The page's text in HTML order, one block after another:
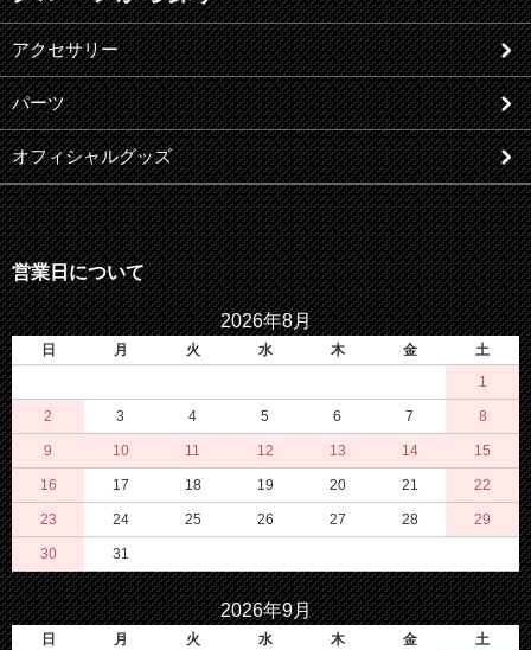
アクセサリー
パーツ
オフィシャルグッズ
営業日について
2026年8月
日 月 火 水 木 金
土
1
2 3 4 5 6 7 8
9 10 11 12 13 14 15
16 17 18 19 20 21 22
23 24 25 26 27 28 29
30 31
2026年9月
日 月 火 水 木 金
土